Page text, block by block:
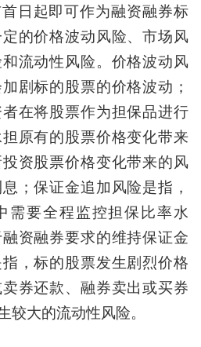
日起即可作为融资融券标
的价格波动风险、市场风
流动性风险。价格波动风
剧标的股票的价格波动；
在将股票作为担保品进行
原有的股票价格变化带来
资股票价格变化带来的风
；保证金追加风险是指，
需要全程监控担保比率水
资融券要求的维持保证金
，标的股票发生剧烈价格
券还款、融券卖出或买券
大的流动性风险。